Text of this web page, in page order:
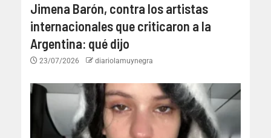
Jimena Barón, contra los artistas
internacionales que criticaron a la
Argentina: qué dijo
23/07/2026 diariolamuynegra